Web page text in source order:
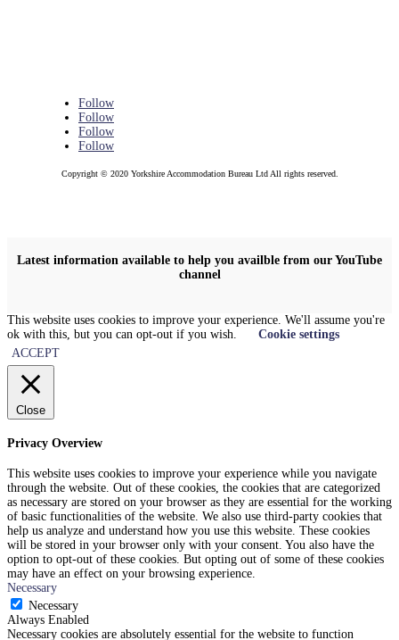
Follow
Follow
Follow
Follow
Copyright © 2020 Yorkshire Accommodation Bureau Ltd All rights reserved.
Latest information available to help you availble from our YouTube
channel
This website uses cookies to improve your experience. We'll assume you're
ok with this, but you can opt-out if you wish.
Cookie settings
ACCEPT
Close
Privacy Overview
This website uses cookies to improve your experience while you navigate
through the website. Out of these cookies, the cookies that are categorized
as necessary are stored on your browser as they are essential for the working
of basic functionalities of the website. We also use third-party cookies that
help us analyze and understand how you use this website. These cookies
will be stored in your browser only with your consent. You also have the
option to opt-out of these cookies. But opting out of some of these cookies
may have an effect on your browsing experience.
Necessary
Necessary
Always Enabled
Necessary cookies are absolutely essential for the website to function